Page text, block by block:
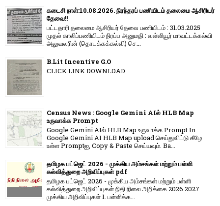
கடைசி நாள்:10.08.2026. நிரந்தரப் பணியிடம் தலைமை ஆசிரியர்
தேவை!!
பட்டதாரி தலைமை ஆசிரியர் தேவை பணியிடம் : 31.03.2025
முதல் காலிப்பணியிடம் நிரப்ப அனுமதி : வள்ளியூர் மாவட்டக்கல்வி
அலுவலரின் (தொடக்கக்கல்வி) செ...
B.Lit Incentive G.O
CLICK LINK DOWNLOAD
Census News : Google Gemini AIல் HLB Map
உருவாக்க Prompt
Google Gemini AIல் HLB Map உருவாக்க Prompt In
Google Gemini AI HLB Map upload செய்துவிட்டு கீழே
உள்ள Promptஐ, Copy & Paste செய்யவும். Ba...
தமிழக பட்ஜெட் 2026 - முக்கிய அம்சங்கள் மற்றும் பள்ளி
கல்வித்துறை அறிவிப்புகள் pdf
தமிழக பட்ஜெட் 2026 - முக்கிய அம்சங்கள் மற்றும் பள்ளி
கல்வித்துறை அறிவிப்புகள் நிதி நிலை அறிக்கை 2026 2027
முக்கிய அறிவிப்புகள் 1. பள்ளிக்க...